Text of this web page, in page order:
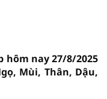
hôm nay 27/8/2025
Mùi, Thân, Dậu,